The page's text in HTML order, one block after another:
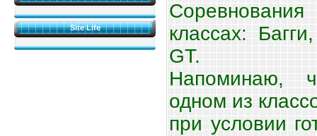
Site Life
классах:
GT.
Напоминаю,
одном из
при условии